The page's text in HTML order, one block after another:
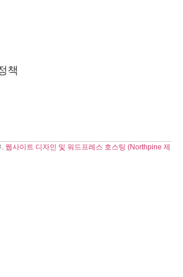
책
. 웹사이트 디자인 및 워드프레스 호스팅 (Northpine 제